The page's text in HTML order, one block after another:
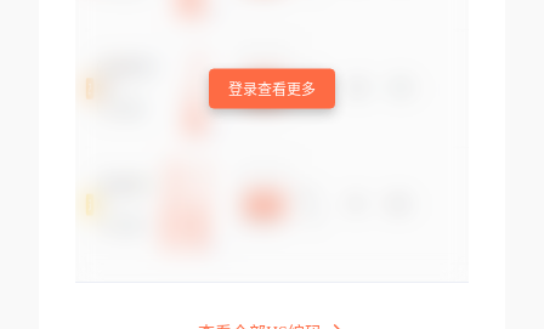
登录查看更多